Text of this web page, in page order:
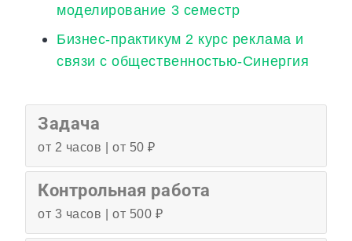
моделирование 3 семестр
Бизнес-практикум 2 курс реклама и
связи с общественностью-Синергия
Задача
от 2 часов | от 50 ₽
Контрольная работа
от 3 часов | от 500 ₽